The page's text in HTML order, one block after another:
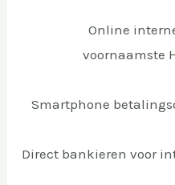
Online
voornaamste
Smartphone
Direct bankieren voor